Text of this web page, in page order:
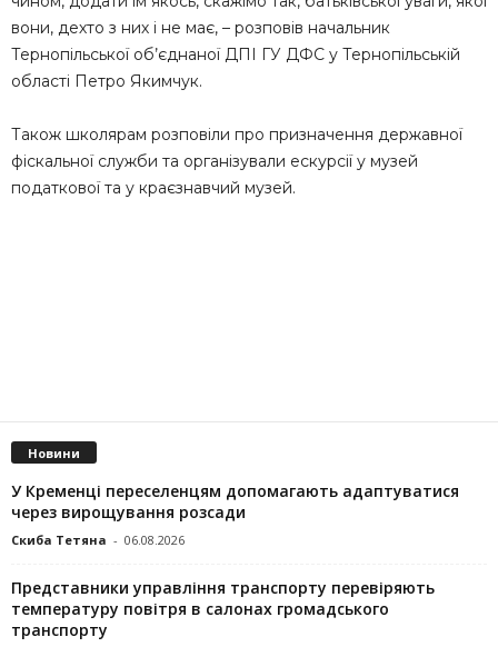
вони, дехто з них і не має, – розповів начальник
Тернопільської об’єднаної ДПІ ГУ ДФС у Тернопільській
області Петро Якимчук.
Також школярам розповіли про призначення державної
фіскальної служби та організували ескурсії у музей
податкової та у краєзнавчий музей.
Новини
У Кременці переселенцям допомагають адаптуватися
через вирощування розсади
Скиба Тетяна - 06.08.2026
Представники управління транспорту перевіряють
температуру повітря в салонах громадського
транспорту